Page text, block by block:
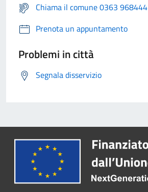
Chiama il comune 0363 968444
Prenota un appuntamento
Problemi in città
Segnala disservizio